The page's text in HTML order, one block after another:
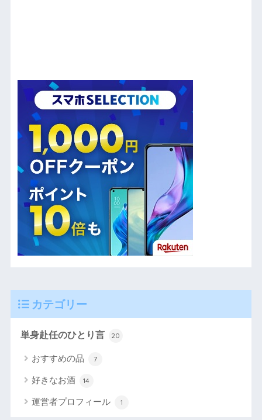
カテゴリー
単身赴任のひとり言 20
おすすめの品 7
好きなお酒 14
運営者プロフィール 1